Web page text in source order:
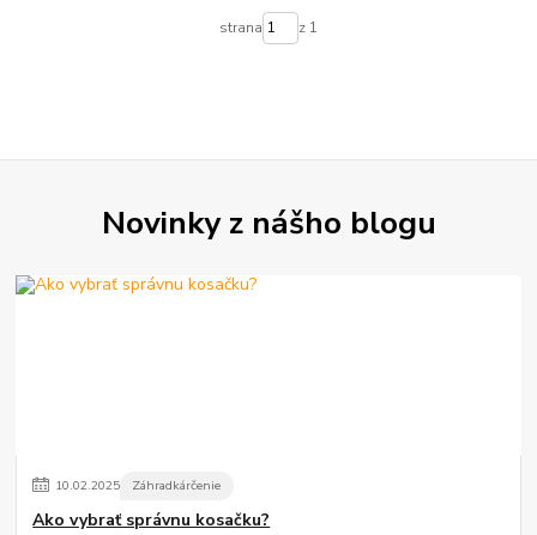
strana z 1
Novinky z nášho blogu
10.02.2025 Záhradkárčenie
Ako vybrať správnu kosačku?